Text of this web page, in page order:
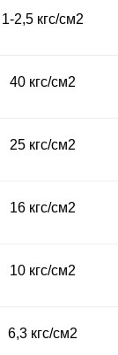
1-2,5 кгс/см2
40 кгс/см2
25 кгс/см2
16 кгс/см2
10 кгс/см2
6,3 кгс/см2